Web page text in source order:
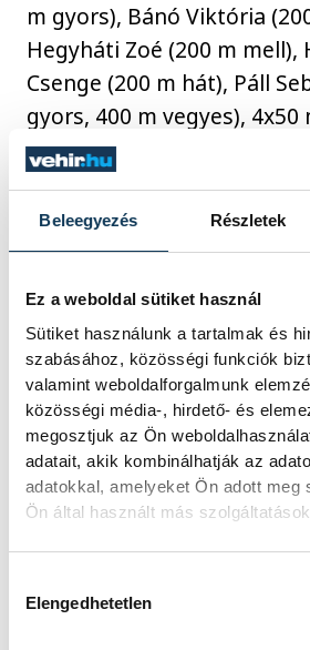
Beleegyezés Részletek
Ez a weboldal sütiket használ
Sütiket használunk a tartalmak és
szabásához, közösségi funkciók
valamint weboldalforgalmunk
közösségi média-, hirdető- és
megosztjuk az Ön
adatait, akik kombinálhatják az
adatokkal, amelyeket Ön adott meg
Ön által használt más
Elengedhetetlen
m gyors), Bánó Viktória
Hegyháti Zoé (200 m mell),
Csenge (200 m hát), Páll
gyors, 400 m vegyes), 4x50
vegyesváltó: Pintér Ádám-
Mészáros Viktória-
összeállításban.
Bronzérmet nyert:
Boglárka (200 m mell),
m mell, 200 m hát),
hát), Bajai Alexander (200
mix vegyesváltó: Bajai
Márk-Bánó Viktória-Nyiri
összeállításban.
A gyerekek felkészítését
Edina, Limpergerné